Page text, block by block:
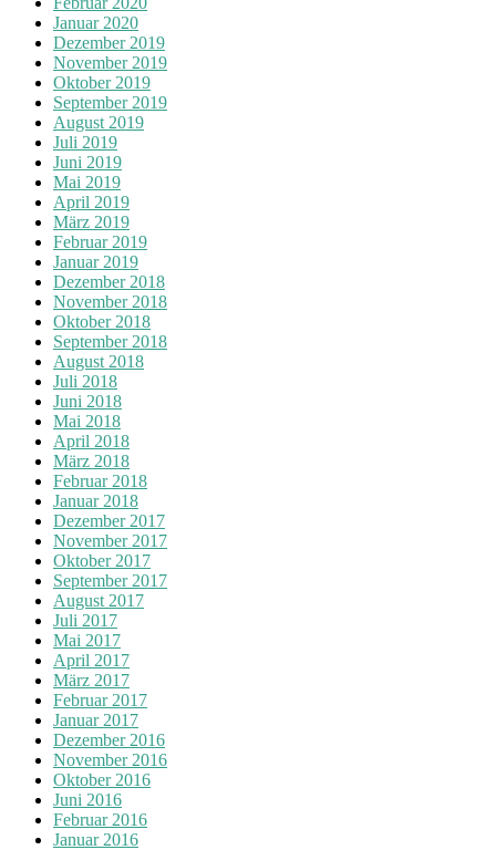
Januar 2020
Dezember 2019
November 2019
Oktober 2019
September 2019
August 2019
Juli 2019
Juni 2019
Mai 2019
April 2019
März 2019
Februar 2019
Januar 2019
Dezember 2018
November 2018
Oktober 2018
September 2018
August 2018
Juli 2018
Juni 2018
Mai 2018
April 2018
März 2018
Februar 2018
Januar 2018
Dezember 2017
November 2017
Oktober 2017
September 2017
August 2017
Juli 2017
Mai 2017
April 2017
März 2017
Februar 2017
Januar 2017
Dezember 2016
November 2016
Oktober 2016
Juni 2016
Februar 2016
Januar 2016